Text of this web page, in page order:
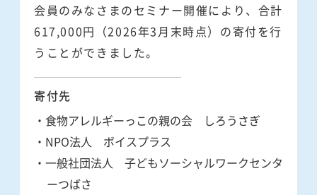
会員のみなさまのセミナー開催により、合計
617,000円（2026年3月末時点）の寄付を行
うことができました。
寄付先
・食物アレルギーっこの親の会 しろうさぎ
・NPO法人 ボイスプラス
・一般社団法人 子どもソーシャルワークセンタ
ーつばさ